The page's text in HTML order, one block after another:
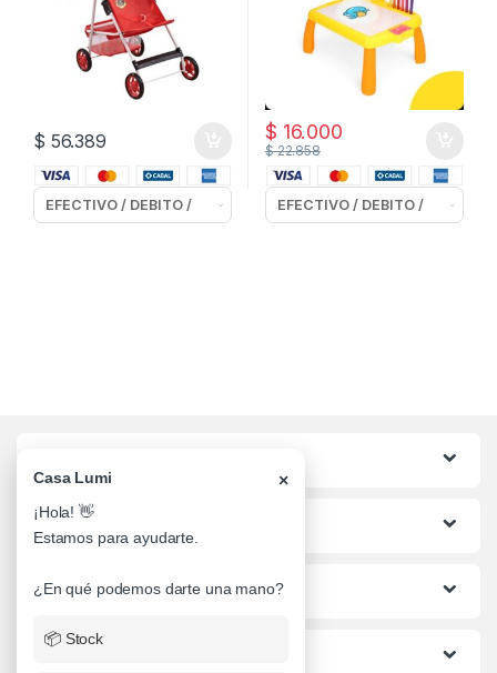
$ 56.389 $ 16.000
$22.858
Lo mas buscado
Informacion al Cliente
Casa Lumi ×
¡Hola! 👋
Estamos para ayudarte.
¿En qué podemos darte una mano?
📦 Stock